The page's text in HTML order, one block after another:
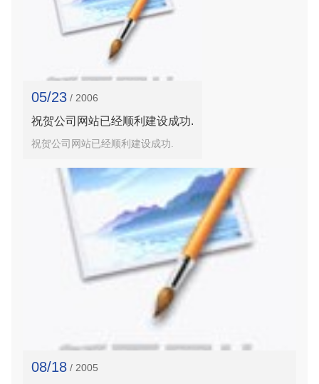
05/23 / 2006
祝贺公司网站已经顺利建设成功.
祝贺公司网站已经顺利建设成功.
08/18 / 2005